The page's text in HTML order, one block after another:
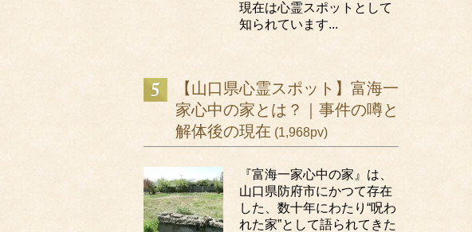
現在は心霊スポットとして
知られています...
【山口県心霊スポット】富海一
家心中の家とは？｜事件の噂と
解体後の現在 (1,968pv)
『富海一家心中の家』は、
山口県防府市にかつて存在
した、数十年にわたり“呪わ
れた家”として語られてきた